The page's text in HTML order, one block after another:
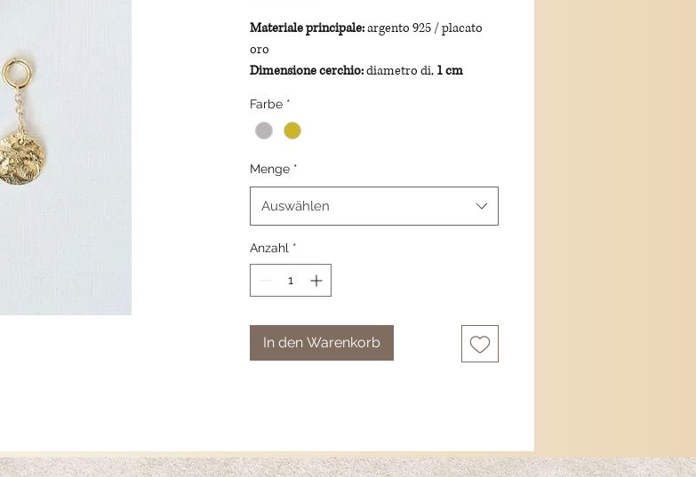
Materiale principale:argento 925 / placato
oro
Dimensione cerchio:diametro di, 1 cm
2.3 cm
Montatura:
Farbe *
Menge *
Auswählen
Anzahl *
In den Warenkorb